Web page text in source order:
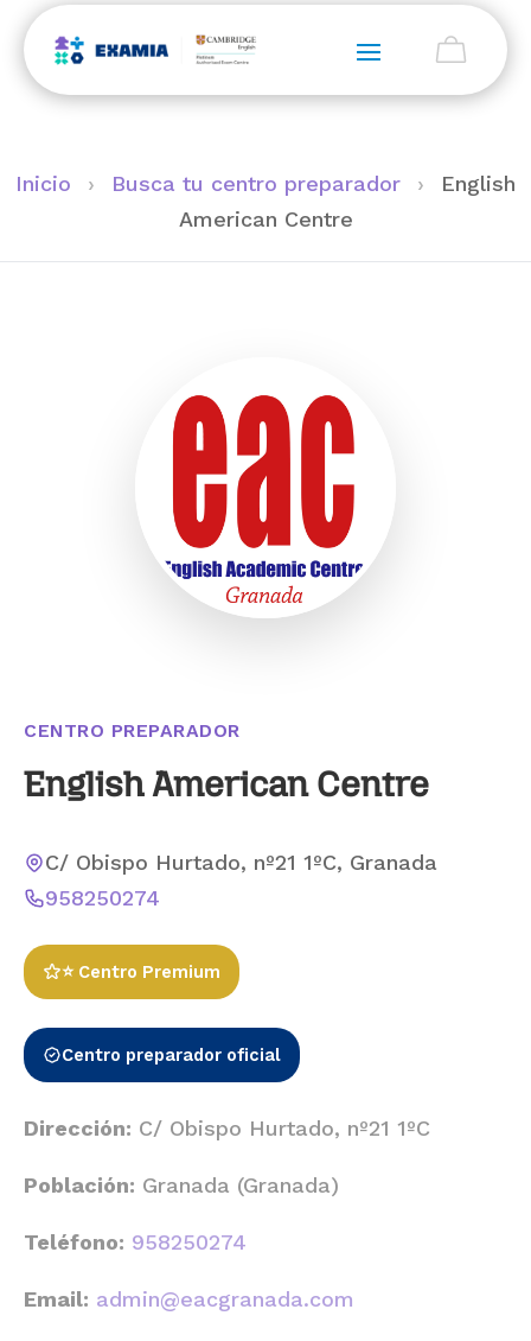
Inicio › Busca tu centro preparador ›
English
American Centre
CENTRO PREPARADOR
English American Centre
C/ Obispo Hurtado, nº21 1ºC, Granada
958250274
⭐ Centro Premium
Centro preparador oficial
Dirección: C/ Obispo Hurtado, nº21 1ºC
Población: Granada (Granada)
Teléfono: 958250274
Email: admin@eacgranada.com